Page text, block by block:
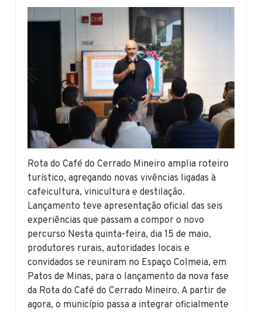
Rota do Café do Cerrado Mineiro amplia roteiro
turístico, agregando novas vivências ligadas à
cafeicultura, vinicultura e destilação.
Lançamento teve apresentação oficial das seis
experiências que passam a compor o novo
percurso Nesta quinta-feira, dia 15 de maio,
produtores rurais, autoridades locais e
convidados se reuniram no Espaço Colmeia, em
Patos de Minas, para o lançamento da nova fase
da Rota do Café do Cerrado Mineiro. A partir de
agora, o município passa a integrar oficialmente